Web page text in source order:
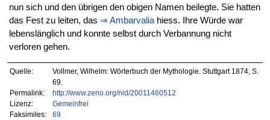
nun sich und den übrigen den obigen Namen beilegte. Sie hatten
das Fest zu leiten, das ⇒ Ambarvaliahiess. Ihre Würde war
lebenslänglich und konnte selbst durch Verbannung nicht
verloren gehen.
Quelle:
Vollmer, Wilhelm: Wörterbuch der Mythologie. Stuttgart 1874, S.
69.
Permalink:
http://www.zeno.org/nid/20011460512
Lizenz:
Gemeinfrei
Faksimiles:
69